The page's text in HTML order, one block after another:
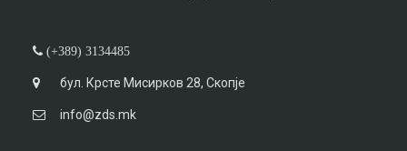
(+389) 3134485
бул. Крсте Мисирков 28, Скопје
info@zds.mk